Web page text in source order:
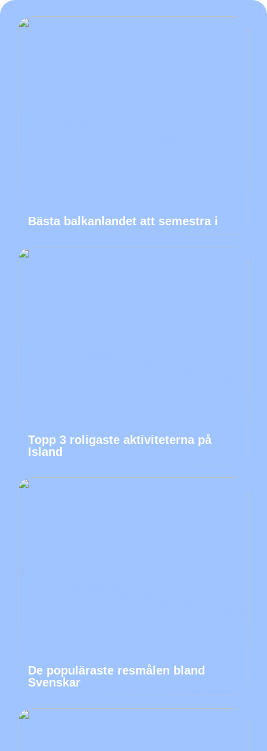
Bästa balkanlandet att semestra i
Topp 3 roligaste aktiviteterna på
Island
De populäraste resmålen bland
Svenskar